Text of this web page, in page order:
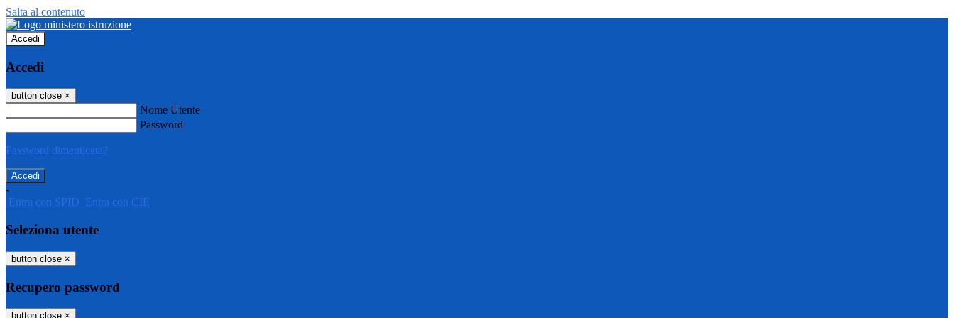
Salta al contenuto
Accedi
Accedi
button close ×
Nome Utente
Password
Password dimenticata?
-
Entra con SPID Entra con CIE
Seleziona utente
button close ×
Recupero password
button close ×